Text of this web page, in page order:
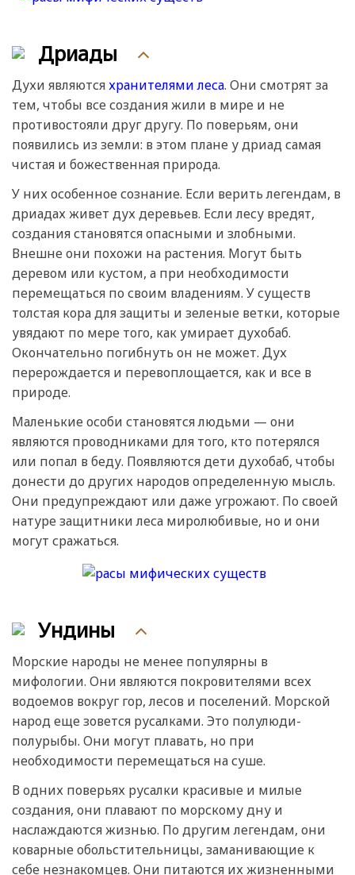
Дриады
Духи являютсяхранителями леса. Они смотрят за
тем, чтобы все создания жили в мире и не
противостояли друг другу. По поверьям, они
появились из земли: в этом плане у дриад самая
чистая и божественная природа.
У них особенное сознание. Если верить легендам, в
дриадах живет дух деревьев. Если лесу вредят,
создания становятся опасными и злобными.
Внешне они похожи на растения. Могут быть
деревом или кустом, а при необходимости
перемещаться по своим владениям. У существ
толстая кора для защиты и зеленые ветки, которые
увядают по мере того, как умирает духобаб.
Окончательно погибнуть он не может. Дух
перерождается и перевоплощается, как и все в
природе.
Маленькие особи становятся людьми — они
являются проводниками для того, кто потерялся
или попал в беду. Появляются дети духобаб, чтобы
донести до других народов определенную мысль.
Они предупреждают или даже угрожают. По своей
натуре защитники леса миролюбивые, но и они
могут сражаться.
Ундины
Морские народы не менее популярны в
мифологии. Они являются покровителями всех
водоемов вокруг гор, лесов и поселений. Морской
народ еще зовется русалками. Это полулюди-
полурыбы. Они могут плавать, но при
необходимости перемещаться на суше.
В одних поверьях русалки красивые и милые
создания, они плавают по морскому дну и
наслаждаются жизнью. По другим легендам, они
коварные обольстительницы, заманивающие к
себе незнакомцев. Они питаются их жизненными